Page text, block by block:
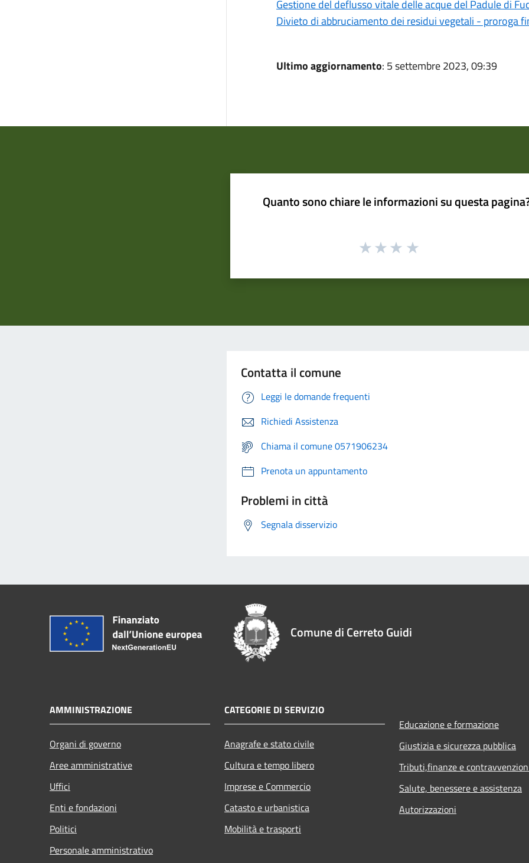
Gestione del deflusso vitale delle acque del Padule di
Divieto di abbruciamento dei residui vegetali - proroga
Ultimo aggiornamento: 5 settembre 2023, 09:39
Quanto sono chiare le informazioni su questa
Contatta il comune
Leggi le domande frequenti
Richiedi Assistenza
Chiama il comune 0571906234
Prenota un appuntamento
Problemi in città
Segnala disservizio
Comune di Cerreto Guidi
AMMINISTRAZIONE
Organi di governo
Aree amministrative
Uffici
Enti e fondazioni
Politici
Personale amministrativo
CATEGORIE DI SERVIZIO
Anagrafe e stato civile
Cultura e tempo libero
Imprese e Commercio
Catasto e urbanistica
Mobilità e trasporti
Educazione e formazione
Giustizia e sicurezza pubblica
Tributi,finanze e
Salute, benessere e assistenza
Autorizzazioni